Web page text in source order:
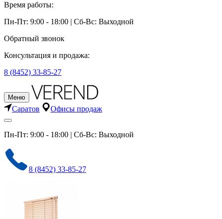
Время работы:
Пн-Пт: 9:00 - 18:00 | Сб-Вс: Выходной
Обратный звонок
Консультация и продажа:
8 (8452) 33-85-27
Меню
Саратов Офисы продаж
Пн-Пт: 9:00 - 18:00 | Сб-Вс: Выходной
8 (8452) 33-85-27